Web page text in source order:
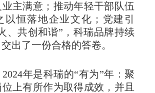
主满意；推动年轻干部队伍
以恒落地企业文化；党建引
、共创和谐”，科瑞品牌持续
出了一份合格的答卷。
年是科瑞的“有为”年：聚
上有所作为取得成效，并且